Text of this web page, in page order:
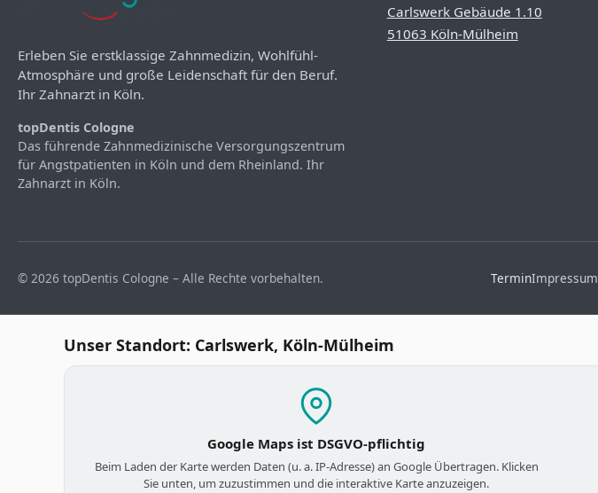
Erleben Sie erstklassige Zahnmedizin, Wohlfühl-
Atmosphäre und große Leidenschaft für den Beruf.
Ihr Zahnarzt in Köln.
topDentis Cologne
Das führende Zahnmedizinische Versorgungszentrum
für Angstpatienten in Köln und dem Rheinland. Ihr
Zahnarzt in Köln.
Carlswerk Gebäude 1.10
51063 Köln-Mülheim
© 2026 topDentis Cologne – Alle Rechte vorbehalten. TerminImpressum
Unser Standort: Carlswerk, Köln-Mülheim
Google Maps ist DSGVO-pflichtig
Beim Laden der Karte werden Daten (u. a. IP-Adresse) an Google Übertragen. Klicken
Sie unten, um zuzustimmen und die interaktive Karte anzuzeigen.